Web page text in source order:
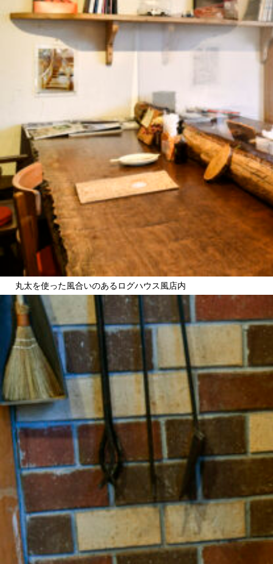
丸太を使った風合いのあるログハウス風店内